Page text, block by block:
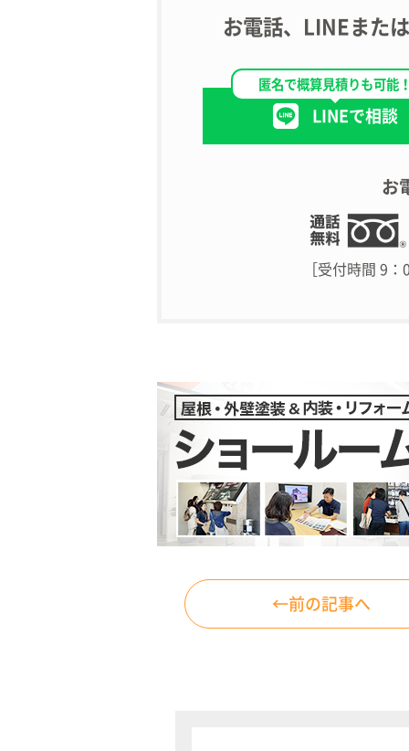
お電話、LINEまた
匿名で概算見積りも可能
LINEで相談
お
［受付時間 9
←前の記事へ